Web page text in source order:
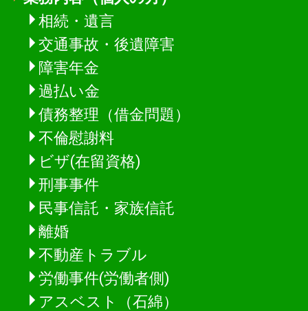
相続・遺言
交通事故・後遺障害
障害年金
過払い金
債務整理（借金問題）
不倫慰謝料
ビザ(在留資格)
刑事事件
民事信託・家族信託
離婚
不動産トラブル
労働事件(労働者側)
アスベスト（石綿）